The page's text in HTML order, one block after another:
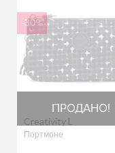
ПРОДАНО!
-30%
Creativity L
Портмоне